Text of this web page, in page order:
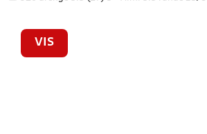
VIS